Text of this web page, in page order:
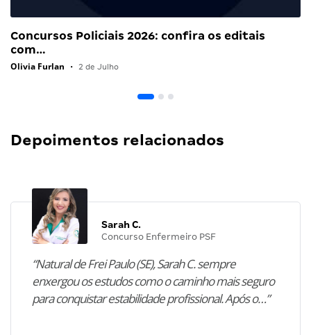
Concursos Policiais 2026: confira os editais
com…
Olivia Furlan • 2 de Julho
Depoimentos relacionados
Sarah C.
Concurso Enfermeiro PSF
“Natural de Frei Paulo (SE), Sarah C. sempre
enxergou os estudos como o caminho mais seguro
para conquistar estabilidade profissional. Após o…”